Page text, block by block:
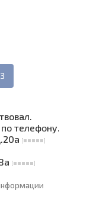
телефону.